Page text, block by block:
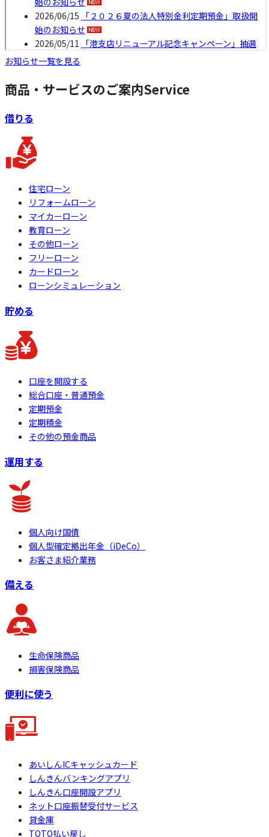
お知らせ一覧を見る
商品・サービスのご案内Service
借りる
住宅ローン
リフォームローン
マイカーローン
教育ローン
その他ローン
フリーローン
カードローン
ローンシミュレーション
貯める
口座を開設する
総合口座・普通預金
定期預金
定期積金
その他の預金商品
運用する
個人向け国債
個人型確定拠出年金（iDeCo）
お客さま紹介業務
備える
生命保険商品
損害保険商品
便利に使う
あいしんICキャッシュカード
しんきんバンキングアプリ
しんきん口座開設アプリ
ネット口座振替受付サービス
貸金庫
TOTO払い戻し